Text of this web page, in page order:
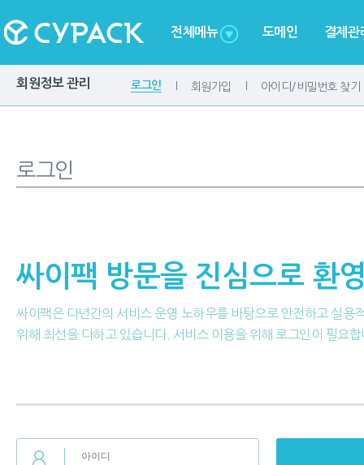
전체메뉴 도메인 결제관
회원정보 관리 로그인 회원가입 아이디/비밀번호 찾기
로그인
싸이팩 방문을 진심으로 환
싸이팩은 다년간의 서비스 운영 노하우를 바탕으로 안전하고 실용
위해 최선을 다하고 있습니다. 서비스 이용을 위해 로그인이 필요합